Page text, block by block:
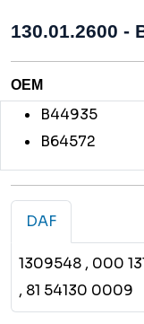
130.01.2600 -
OEM
B44935
B64572
DAF
1309548 , 000
, 81 54130 0009